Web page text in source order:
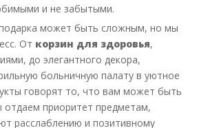
и не забытыми.
может быть сложным, но мы
От корзин для здоровья,
до элегантного декора,
больничную палату в уютное
говорят то, что вам может быть
приоритет предметам,
расслаблению и позитивному